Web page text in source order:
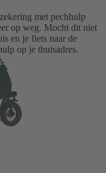
met pechhulp
op weg. Mocht dit niet
en je fiets naar de
op je thuisadres.